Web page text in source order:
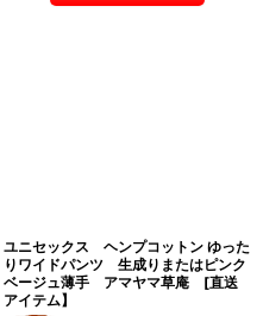
ユニセックス ヘンプコットン ゆった
りワイドパンツ 生成りまたはピンク
ベージュ薄手 アマヤマ草庵 [直送
アイテム】